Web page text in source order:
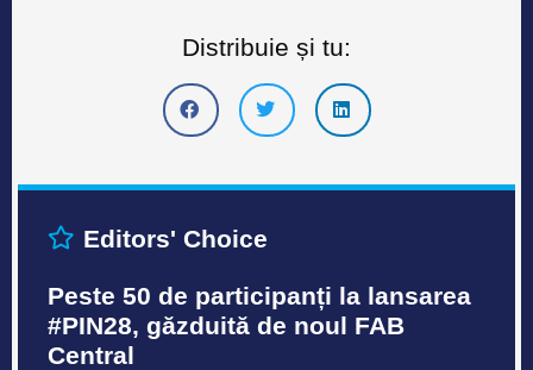
Distribuie și tu:
Editors' Choice
Peste 50 de participanți la lansarea
#PIN28, găzduită de noul FAB
Central